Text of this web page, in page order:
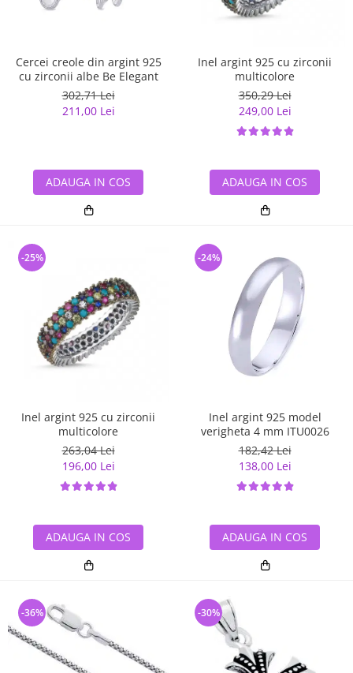
Cercei creole din argint 925
cu zirconii albe Be Elegant
302,71 Lei
211,00 Lei
ADAUGA IN COS
Inel argint 925 cu zirconii
multicolore
350,29 Lei
249,00 Lei
ADAUGA IN COS
Inel argint 925 cu zirconii
multicolore
263,04 Lei
196,00 Lei
-25%
ADAUGA IN COS
Inel argint 925 model
verigheta 4 mm ITU0026
182,42 Lei
138,00 Lei
-24%
ADAUGA IN COS
-36% -30%